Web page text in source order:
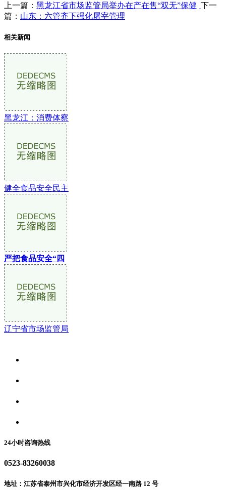
上一篇： 黑龙江省市场监管局举办在产在售“双无”保健 下一
篇： 山东：六管齐下强化屠宰管理
相关新闻
黑龙江：消费体察
健全食品安全民主
严把食品安全“四
辽宁省市场监管局
24小时咨询热线
0523-83260038
地址：江苏省泰州市兴化市经济开发区经一南路 12 号